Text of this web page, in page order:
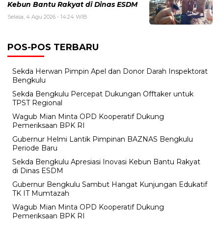
Kebun Bantu Rakyat di Dinas ESDM
Selasa, 4 Agu 2026 - 14:24 WIB
POS-POS TERBARU
Sekda Herwan Pimpin Apel dan Donor Darah Inspektorat
Bengkulu
Sekda Bengkulu Percepat Dukungan Offtaker untuk
TPST Regional
Wagub Mian Minta OPD Kooperatif Dukung
Pemeriksaan BPK RI
Gubernur Helmi Lantik Pimpinan BAZNAS Bengkulu
Periode Baru
Sekda Bengkulu Apresiasi Inovasi Kebun Bantu Rakyat
di Dinas ESDM
Gubernur Bengkulu Sambut Hangat Kunjungan Edukatif
TK IT Mumtazah
Wagub Mian Minta OPD Kooperatif Dukung
Pemeriksaan BPK RI